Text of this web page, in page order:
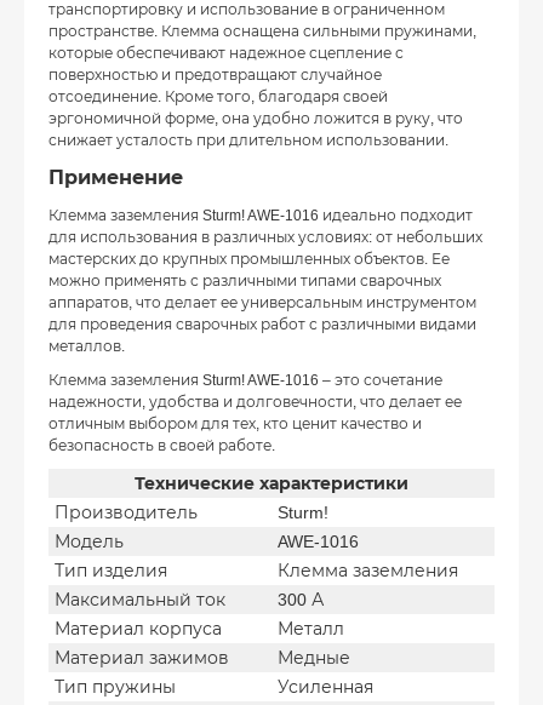
транспортировку и использование в ограниченном
пространстве. Клемма оснащена сильными пружинами,
которые обеспечивают надежное сцепление с
поверхностью и предотвращают случайное
отсоединение. Кроме того, благодаря своей
эргономичной форме, она удобно ложится в руку, что
снижает усталость при длительном использовании.
Применение
Клемма заземления Sturm! AWE-1016 идеально подходит
для использования в различных условиях: от небольших
мастерских до крупных промышленных объектов. Ее
можно применять с различными типами сварочных
аппаратов, что делает ее универсальным инструментом
для проведения сварочных работ с различными видами
металлов.
Клемма заземления Sturm! AWE-1016 – это сочетание
надежности, удобства и долговечности, что делает ее
отличным выбором для тех, кто ценит качество и
безопасность в своей работе​.
Технические характеристики
Производитель
Sturm!
Модель
AWE-1016
Тип изделия
Клемма заземления
Максимальный ток
300 А
Материал корпуса
Металл
Материал зажимов
Медные
Тип пружины
Усиленная